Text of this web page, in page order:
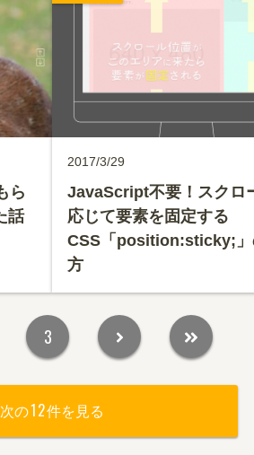
ら
話
2017/3/29
JavaScript不要！スクロ
応じて要素を固定する
CSS「position:sticky;」
方
3
次の12件を見る